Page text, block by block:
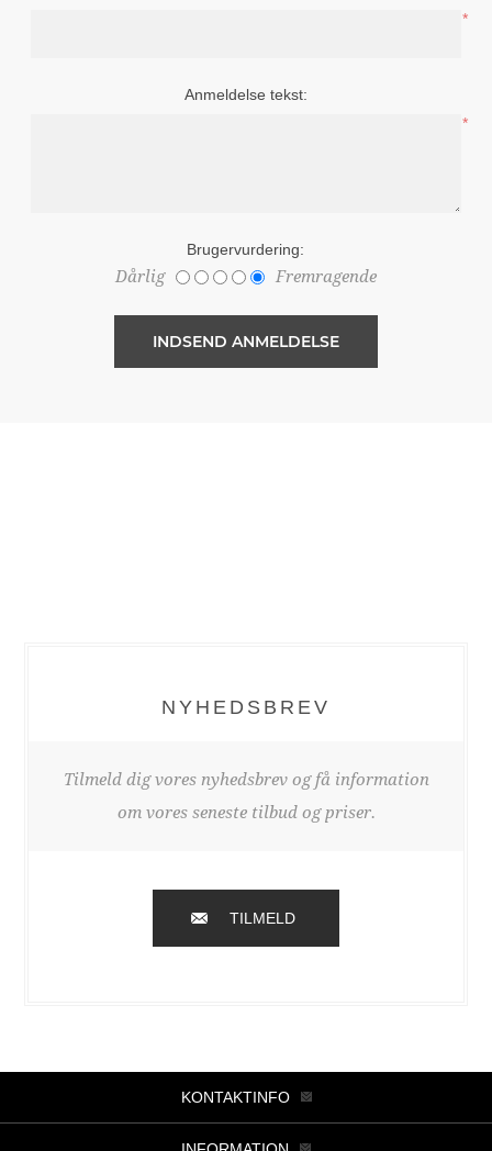
*
Anmeldelse tekst:
*
Brugervurdering:
Dårlig Fremragende
NYHEDSBREV
Tilmeld dig vores nyhedsbrev og få information
om vores seneste tilbud og priser.
TILMELD
KONTAKTINFO